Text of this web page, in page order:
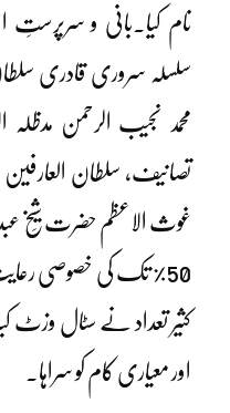
نام کیا۔بانی و سرپرستِ
سلسلہ سروری قادری
محمد نجیب الرحمن
تصانیف، سلطان العارفین
غوث الاعظم حضرت شَیخ
50% تک کی خصوصی
کثیر تعداد نے سٹال وزٹ
اور معیاری کام کو سراہا۔